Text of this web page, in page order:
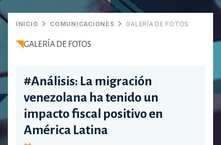
INICIO COMUNICACIONES GALERÍA DE FOTOS
GALERÍA DE FOTOS
#Análisis: La migración
venezolana ha tenido un
impacto fiscal positivo en
América Latina